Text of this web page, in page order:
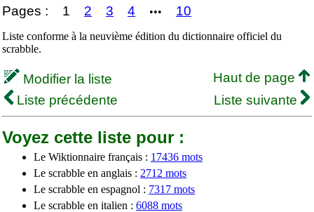
Pages : 1 2 3 4 ••• 10
Liste conforme à la neuvième édition du dictionnaire officiel du
scrabble.
Modifier la liste
Haut de page
Liste précédente
Liste suivante
Voyez cette liste pour :
Le Wiktionnaire français : 17436 mots
Le scrabble en anglais : 2712 mots
Le scrabble en espagnol : 7317 mots
Le scrabble en italien : 6088 mots